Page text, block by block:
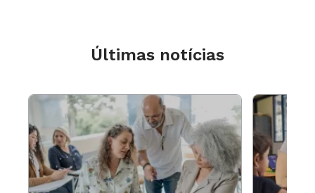
rigor nos estudos e o estímulo a diversidade, de
aqueles dizeres como uma crítica, pois é nítido que
se trata apenas de um preconceito reproduzido por
pessoas que não leram e não conhecem a
pedagogia dele. Ou seja, não é uma crítica, mas
Últimas notícias